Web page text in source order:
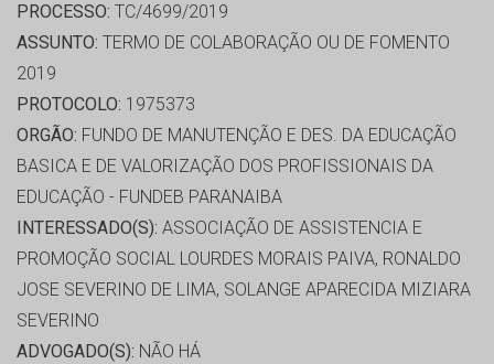
PROCESSO: TC/4699/2019
ASSUNTO: TERMO DE COLABORAÇÃO OU DE FOMENTO
2019
PROTOCOLO: 1975373
ORGÃO: FUNDO DE MANUTENÇÃO E DES. DA EDUCAÇÃO
BASICA E DE VALORIZAÇÃO DOS PROFISSIONAIS DA
EDUCAÇÃO - FUNDEB PARANAIBA
INTERESSADO(S): ASSOCIAÇÃO DE ASSISTENCIA E
PROMOÇÃO SOCIAL LOURDES MORAIS PAIVA, RONALDO
JOSE SEVERINO DE LIMA, SOLANGE APARECIDA MIZIARA
SEVERINO
ADVOGADO(S): NÃO HÁ